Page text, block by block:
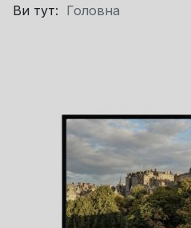
Ви тут: Головна